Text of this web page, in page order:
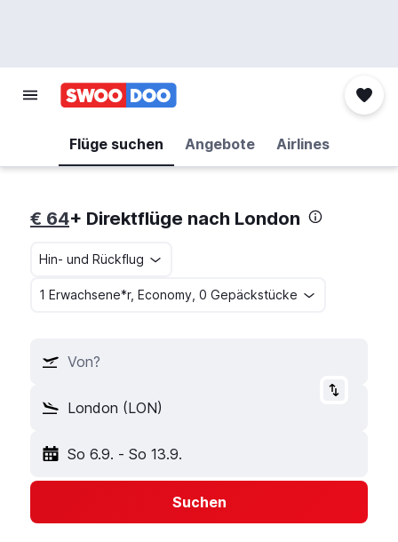
Flüge suchen Angebote Airlines
€ 64+ Direktflüge nach London
Hin- und Rückflug
1 Erwachsene*r, Economy, 0 Gepäckstücke
Von?
London (LON)
So 6.9. - So 13.9.
Suchen